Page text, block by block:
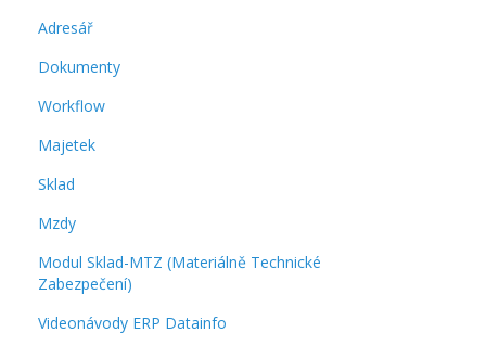
Adresář
Dokumenty
Workflow
Majetek
Sklad
Mzdy
Modul Sklad-MTZ (Materiálně Technické
Zabezpečení)
Videonávody ERP Datainfo